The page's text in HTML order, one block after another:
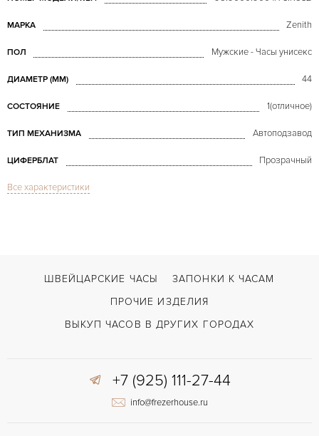
МАРКА Zenith
ПОЛ Мужские - Часы унисекс
ДИАМЕТР (MM) 44
СОСТОЯНИЕ 1(отличное)
ТИП МЕХАНИЗМА Автоподзавод
ЦИФЕРБЛАТ Прозрачный
СТЕКЛО
ВОЗМОЖНОСТИ ДОСТАВКИ С документами
Все характеристики
ШВЕЙЦАРСКИЕ ЧАСЫ
ЗАПОНКИ К ЧАСАМ
ПРОЧИЕ ИЗДЕЛИЯ
ВЫКУП ЧАСОВ В ДРУГИХ ГОРОДАХ
+7 (925) 111-27-44
info@frezerhouse.ru